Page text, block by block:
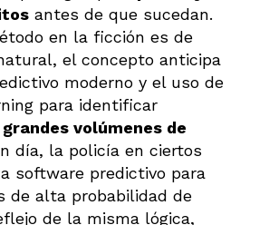
antes de que sucedan.
en la ficción es de
el concepto anticipa
moderno y el uso de
para identificar
volúmenes de
día, la policía en ciertos
software predictivo para
de alta probabilidad de
de la misma lógica,